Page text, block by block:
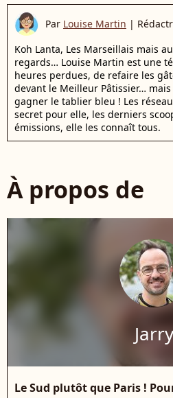
Par Louise Martin |
Koh Lanta, Les Marseillais mais
regards… Louise Martin est une
heures perdues, de refaire les
devant le Meilleur Pâtissier…
gagner le tablier bleu ! Les
secret pour elle, les derniers
émissions, elle les connaît tous.
À propos de
Jarry
Le Sud plutôt que Paris !